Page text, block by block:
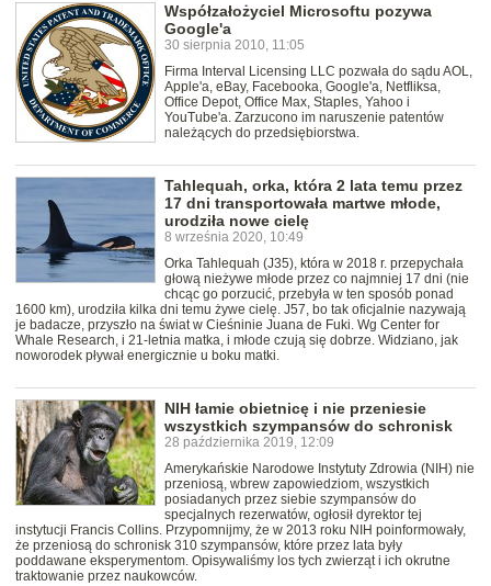
Współzałożyciel Microsoftu pozywa
Google'a
30 sierpnia 2010, 11:05
Firma Interval Licensing LLC pozwała do sądu AOL,
Apple'a, eBay, Facebooka, Google'a, Netfliksa,
Office Depot, Office Max, Staples, Yahoo i
YouTube'a. Zarzucono im naruszenie patentów
należących do przedsiębiorstwa.
Tahlequah, orka, która 2 lata temu przez
17 dni transportowała martwe młode,
urodziła nowe cielę
8 września 2020, 10:49
Orka Tahlequah (J35), która w 2018 r. przepychała
głową nieżywe młode przez co najmniej 17 dni (nie
chcąc go porzucić, przebyła w ten sposób ponad
1600 km), urodziła kilka dni temu żywe cielę. J57, bo tak oficjalnie nazywają
je badacze, przyszło na świat w Cieśninie Juana de Fuki. Wg Center for
Whale Research, i 21-letnia matka, i młode czują się dobrze. Widziano, jak
noworodek pływał energicznie u boku matki.
NIH łamie obietnicę i nie przeniesie
wszystkich szympansów do schronisk
28 października 2019, 12:09
Amerykańskie Narodowe Instytuty Zdrowia (NIH) nie
przeniosą, wbrew zapowiedziom, wszystkich
posiadanych przez siebie szympansów do
specjalnych rezerwatów, ogłosił dyrektor tej
instytucji Francis Collins. Przypomnijmy, że w 2013 roku NIH poinformowały,
że przeniosą do schronisk 310 szympansów, które przez lata były
poddawane eksperymentom. Opisywaliśmy los tych zwierząt i ich okrutne
traktowanie przez naukowców.